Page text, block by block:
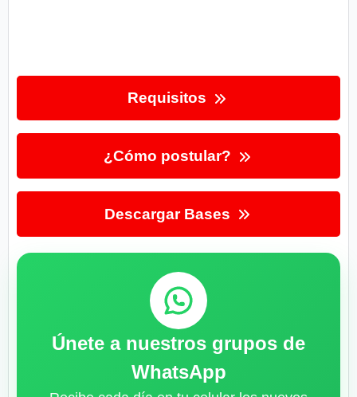
Requisitos
¿Cómo postular?
Descargar Bases
Únete a nuestros grupos de
WhatsApp